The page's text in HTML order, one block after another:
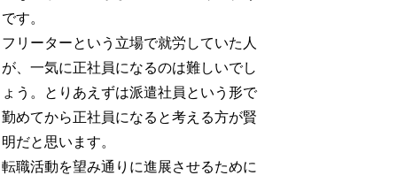
です。
フリーターという立場で就労していた人
が、一気に正社員になるのは難しいでし
ょう。とりあえずは派遣社員という形で
勤めてから正社員になると考える方が賢
明だと思います。
転職活動を望み通りに進展させるために